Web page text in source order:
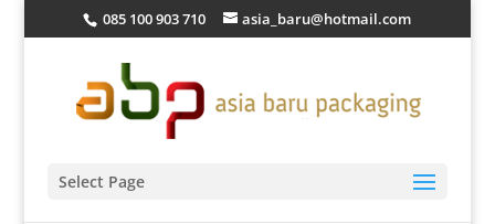
085 100 903 710 asia_baru@hotmail.com
Select Page